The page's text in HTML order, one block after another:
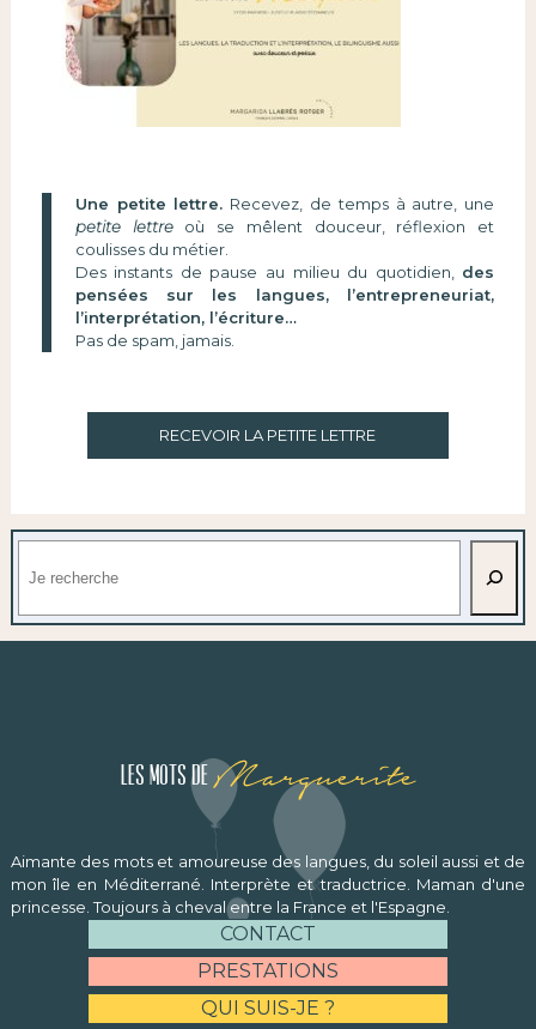
Une petite lettre. Recevez, de temps à autre, une
petite lettreoù se mêlent douceur, réflexion et
coulisses du métier.
Des instants de pause au milieu du quotidien, des
pensées sur les langues, l’entrepreneuriat,
l’interprétation, l’écriture…
Pas de spam, jamais.
RECEVOIR LA PETITE LETTRE
Les mots de Marguerite
Aimante des mots et amoureuse des langues, du soleil aussi et de
mon île en Méditerrané. Interprète et traductrice. Maman d'une
princesse. Toujours à cheval entre la France et l'Espagne.
CONTACT
PRESTATIONS
QUI SUIS-JE ?